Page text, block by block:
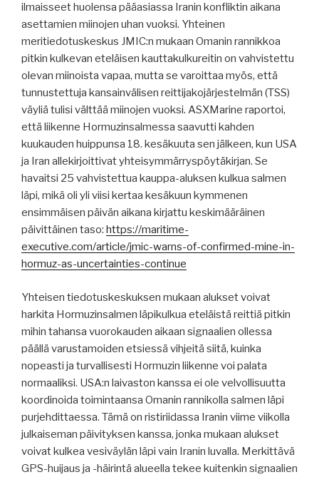
ilmaisseet huolensa pääasiassa Iranin konfliktin aikana
asettamien miinojen uhan vuoksi. Yhteinen
meritiedotuskeskus JMIC:n mukaan Omanin rannikkoa
pitkin kulkevan eteläisen kauttakulkureitin on vahvistettu
olevan miinoista vapaa, mutta se varoittaa myös, että
tunnustettuja kansainvälisen reittijakojärjestelmän (TSS)
väyliä tulisi välttää miinojen vuoksi. ASXMarine raportoi,
että liikenne Hormuzinsalmessa saavutti kahden
kuukauden huippunsa 18. kesäkuuta sen jälkeen, kun USA
ja Iran allekirjoittivat yhteisymmärryspöytäkirjan. Se
havaitsi 25 vahvistettua kauppa-aluksen kulkua salmen
läpi, mikä oli yli viisi kertaa kesäkuun kymmenen
ensimmäisen päivän aikana kirjattu keskimääräinen
päivittäinen taso: https://maritime-
executive.com/article/jmic-warns-of-confirmed-mine-in-
hormuz-as-uncertainties-continue
Yhteisen tiedotuskeskuksen mukaan alukset voivat
harkita Hormuzinsalmen läpikulkua eteläistä reittiä pitkin
mihin tahansa vuorokauden aikaan signaalien ollessa
päällä varustamoiden etsiessä vihjeitä siitä, kuinka
nopeasti ja turvallisesti Hormuzin liikenne voi palata
normaaliksi. USA:n laivaston kanssa ei ole velvollisuutta
koordinoida toimintaansa Omanin rannikolla salmen läpi
purjehdittaessa. Tämä on ristiriidassa Iranin viime viikolla
julkaiseman päivityksen kanssa, jonka mukaan alukset
voivat kulkea vesiväylän läpi vain Iranin luvalla. Merkittävä
GPS-huijaus ja -häirintä alueella tekee kuitenkin signaalien